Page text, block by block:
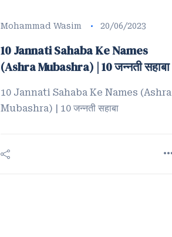
Mohammad Wasim 20/06/2023
10 Jannati Sahaba Ke Names
(Ashra Mubashra) | 10 जन्नती सहाबा
10 Jannati Sahaba Ke Names (Ashra
Mubashra) | 10 जन्नती सहाबा